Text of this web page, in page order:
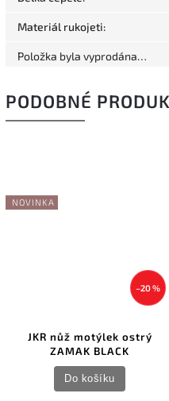
Materiál rukojeti:
Položka byla vyprodána…
PODOBNÉ
NOVINKA
–20 %
JKR nůž motýlek ostrý
ZAMAK BLACK
Do košíku